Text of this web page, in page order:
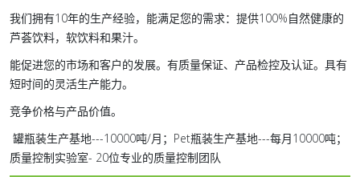
我们拥有10年的生产经验，能满足您的需求：提供100%自然健康的
芦荟饮料，软饮料和果汁。
能促进您的市场和客户的发展。有质量保证、产品检控及认证。具有
短时间的灵活生产能力。
竞争价格与产品价值。
罐瓶装生产基地---10000吨/月；Pet瓶装生产基地---每月10000吨；
质量控制实验室- 20位专业的质量控制团队